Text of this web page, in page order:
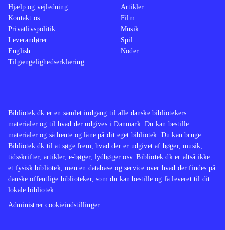
Bibliotek.dk er en samlet indgang til alle danske bibliotekers
materialer og til hvad der udgives i Danmark. Du kan bestille
materialer og så hente og låne på dit eget bibliotek. Du kan bruge
Bibliotek.dk til at søge frem, hvad der er udgivet af bøger, musik,
tidsskrifter, artikler, e-bøger, lydbøger osv. Bibliotek.dk er altså ikke
et fysisk bibliotek, men en database og service over hvad der findes på
danske offentlige biblioteker, som du kan bestille og få leveret til dit
lokale bibliotek.
Administrer cookieindstillinger
Hjælp og vejledning
Kontakt os
Privatlivspolitik
Leverandører
English
Tilgængelighedserklæring
Artikler
Film
Musik
Spil
Noder